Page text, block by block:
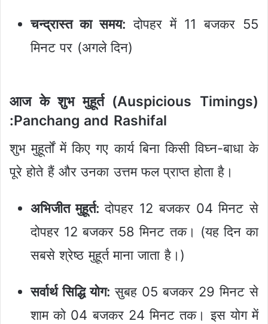
चन्द्रास्त का समय: दोपहर में 11 बजकर 55
मिनट पर (अगले दिन)
आज के शुभ मुहूर्त (Auspicious Timings)
:Panchang and Rashifal
शुभ मुहूर्तों में किए गए कार्य बिना किसी विघ्न-बाधा के
पूरे होते हैं और उनका उत्तम फल प्राप्त होता है।
अभिजीत मुहूर्त: दोपहर 12 बजकर 04 मिनट से
दोपहर 12 बजकर 58 मिनट तक। (यह दिन का
सबसे श्रेष्ठ मुहूर्त माना जाता है।)
सर्वार्थ सिद्धि योग: सुबह 05 बजकर 29 मिनट से
शाम को 04 बजकर 24 मिनट तक। इस योग में